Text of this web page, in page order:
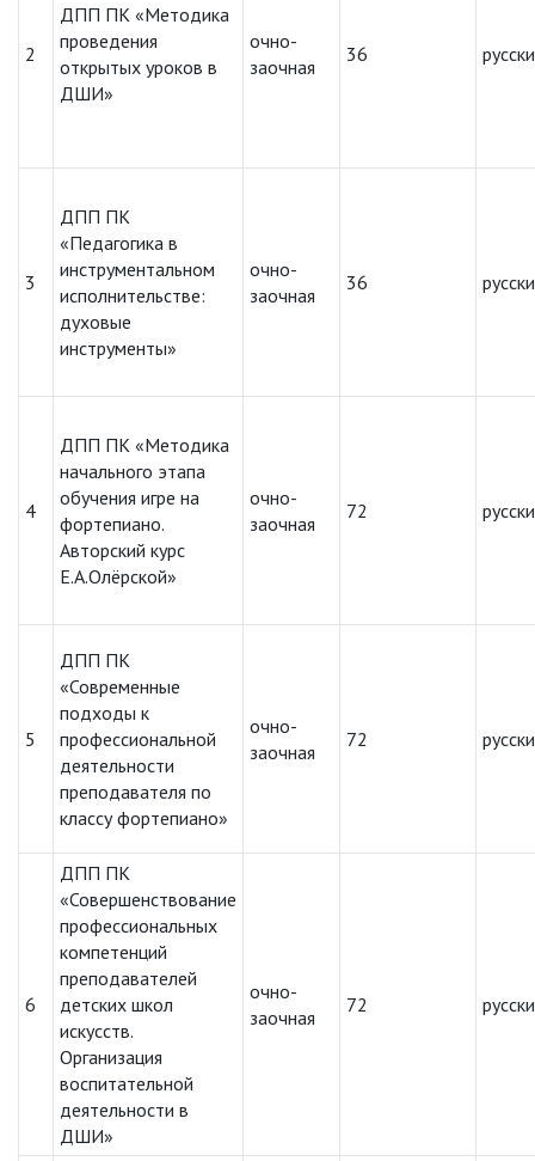
2
ДПП ПК «Методика
проведения
открытых уроков в
ДШИ»
очно-
заочная
36
3
ДПП ПК
«Педагогика в
инструментальном
исполнительстве:
духовые
инструменты»
очно-
заочная
36
4
ДПП ПК «Методика
начального этапа
обучения игре на
фортепиано.
Авторский курс
Е.А.Олёрской»
очно-
заочная
72
5
ДПП ПК
«Современные
подходы к
профессиональной
деятельности
преподавателя по
классу фортепиано»
очно-
заочная
72
6
ДПП ПК
«Совершенствование
профессиональных
компетенций
преподавателей
детских школ
искусств.
Организация
воспитательной
деятельности в
ДШИ»
очно-
заочная
72